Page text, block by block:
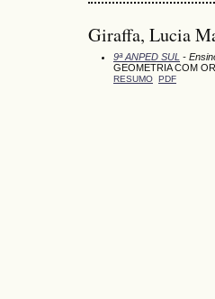
Giraffa, Lucia
9ª ANPED SUL -
GEOMETRIA COM
RESUMO PDF